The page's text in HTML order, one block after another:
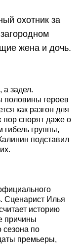
охотник за
жена и дочь.
а задел.
героев
как разгон для
пор спорят даже о
группы,
подставил
Сценарист Илья
историю
причины
сезона по
премьеры,